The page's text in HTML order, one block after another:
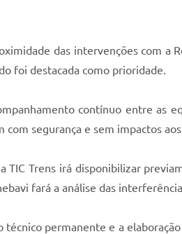
das intervenções com a
foi destacada como prioridade.
contínuo entre as
segurança e sem impactos
Trens irá disponibilizar
fará a análise das
permanente e a